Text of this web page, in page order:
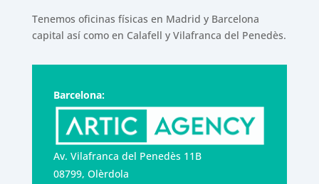
Tenemos oficinas físicas en Madrid y Barcelona
capital así como en Calafell y Vilafranca del Penedès.
Barcelona:
Av. Vilafranca del Penedès 11B
08799, Olèrdola